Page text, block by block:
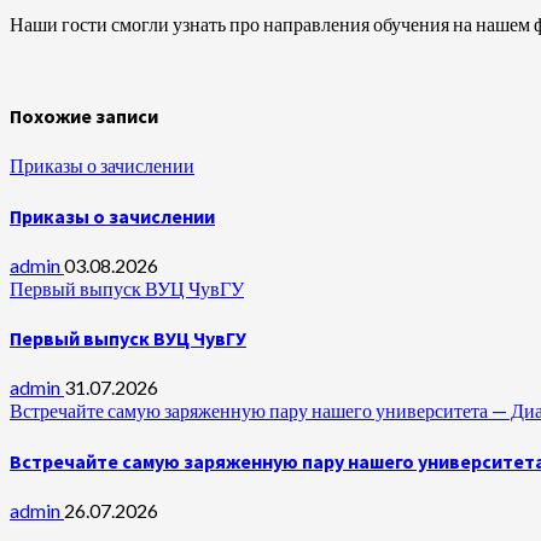
Наши гости смогли узнать про направления обучения на нашем
Похожие записи
Приказы о зачислении
Приказы о зачислении
admin03.08.2026
Первый выпуск ВУЦ ЧувГУ
Первый выпуск ВУЦ ЧувГУ
admin 31.07.2026
Встречайте самую заряженную пару нашего
Встречайте самую заряженную пару нашего
admin 26.07.2026